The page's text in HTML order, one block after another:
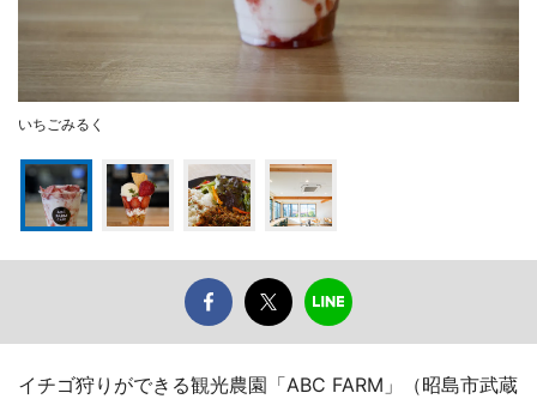
いちごみるく
イチゴ狩りができる観光農園「ABC FARM」（昭島市武蔵